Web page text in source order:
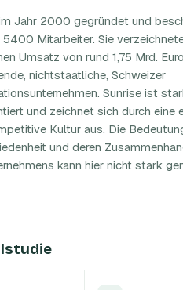
Jahr 2000 gegründet und
Mitarbeiter. Sie
Umsatz von rund 1,75 Mrd.
nichtstaatliche, Schweizer
Sunrise ist
und zeichnet sich durch eine
Kultur aus. Die
und deren
kann hier nicht stark